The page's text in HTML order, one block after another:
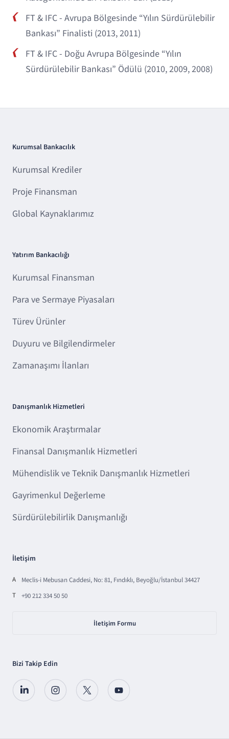
FT & IFC - Avrupa Bölgesinde “Yılın Sürdürülebilir
Bankası” Finalisti (2013, 2011)
FT & IFC - Doğu Avrupa Bölgesinde “Yılın
Sürdürülebilir Bankası” Ödülü (2010, 2009, 2008)
Kurumsal Bankacılık
Kurumsal Krediler
Proje Finansman
Global Kaynaklarımız
Yatırım Bankacılığı
Kurumsal Finansman
Para ve Sermaye Piyasaları
Türev Ürünler
Duyuru ve Bilgilendirmeler
Zamanaşımı İlanları
Danışmanlık Hizmetleri
Ekonomik Araştırmalar
Finansal Danışmanlık Hizmetleri
Mühendislik ve Teknik Danışmanlık Hizmetleri
Gayrimenkul Değerleme
Sürdürülebilirlik Danışmanlığı
İletişim
A
Meclis-i Mebusan Caddesi, No: 81, Fındıklı, Beyoğlu/İstanbul 34427
T
+90 212 334 50 50
İletişim Formu
Bizi Takip Edin